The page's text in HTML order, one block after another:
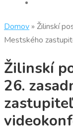
Domov » Žilinskí
Mestského
Žilinskí
26.